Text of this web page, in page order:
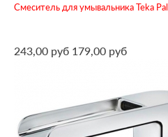
Смеситель для умывальника Teka
243,00 руб 179,00 руб